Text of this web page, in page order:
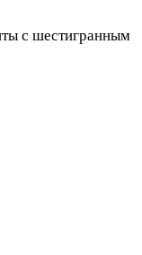
с шестигранным